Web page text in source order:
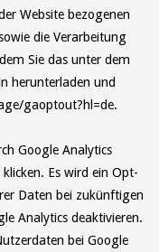
Website bezogenen
die Verarbeitung
Sie das unter dem
herunterladen und
gaoptout?hl=de.
Google Analytics
Es wird ein Opt-
Daten bei zukünftigen
Analytics deaktivieren.
bei Google